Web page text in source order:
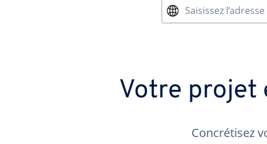
Saisissez
Votre projet
Concrétisez